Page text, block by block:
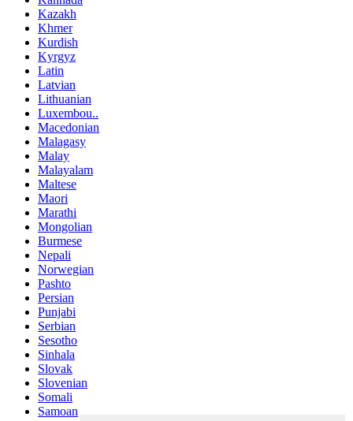
Kazakh
Khmer
Kurdish
Kyrgyz
Latin
Latvian
Lithuanian
Luxembou..
Macedonian
Malagasy
Malay
Malayalam
Maltese
Maori
Marathi
Mongolian
Burmese
Nepali
Norwegian
Pashto
Persian
Punjabi
Serbian
Sesotho
Sinhala
Slovak
Slovenian
Somali
Samoan